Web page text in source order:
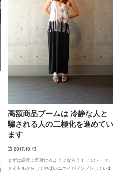
高額商品ブームは 冷静な人と
騙される人の二極化を進めてい
ます
2017.10.13
まずは悪意に気付けるようになろう！ このテーマ、
タイトルからしてやばいニオイがプンプンしていま